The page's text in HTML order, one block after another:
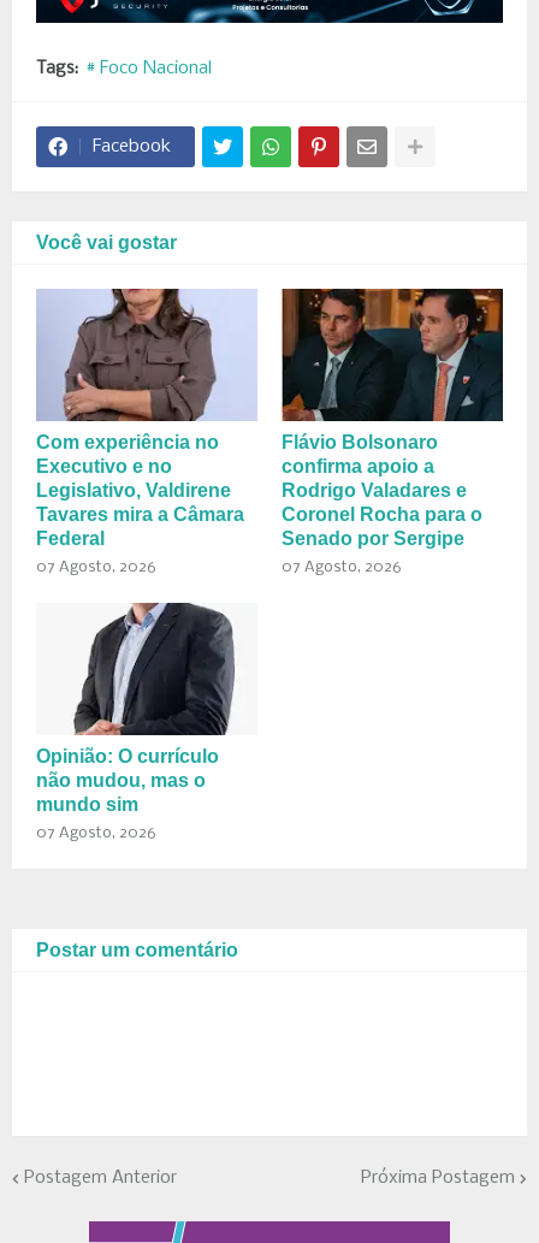
Tags: # Foco Nacional
Facebook
Você vai gostar
Com experiência no
Executivo e no
Legislativo, Valdirene
Tavares mira a Câmara
Federal
07 Agosto, 2026
Flávio Bolsonaro
confirma apoio a
Rodrigo Valadares e
Coronel Rocha para o
Senado por Sergipe
07 Agosto, 2026
Opinião: O currículo
não mudou, mas o
mundo sim
07 Agosto, 2026
Postar um comentário
Postagem Anterior Próxima Postagem